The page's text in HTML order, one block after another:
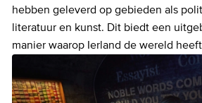
hebben geleverd op gebieden als
literatuur en kunst. Dit biedt een
manier waarop Ierland de wereld